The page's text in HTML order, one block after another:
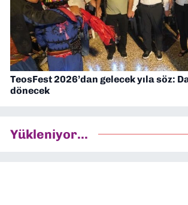
TeosFest 2026’dan gelecek yıla söz:
dönecek
Yükleniyor...